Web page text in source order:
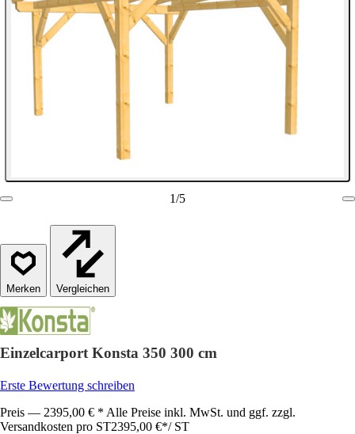
1/5
Vergleichen
Einzelcarport Konsta 350 300 cm
Erste Bewertung schreiben
Preis — 2395,00 € * Alle Preise inkl. MwSt. und ggf. zzgl.
Versandkosten pro ST2395,00 €*/ ST